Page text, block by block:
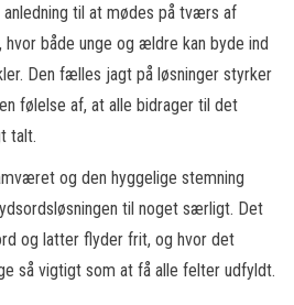
til at mødes på tværs af
både unge og ældre kan byde ind
Den fælles jagt på løsninger styrker
følelse af, at alle bidrager til det
talt.
og den hyggelige stemning
til noget særligt. Det
og latter flyder frit, og hvor det
så vigtigt som at få alle felter udfyldt.